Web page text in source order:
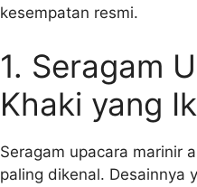
kesempatan resmi.
1. Seragam
Khaki yang
Seragam upacara marinir
paling dikenal. Desainnya